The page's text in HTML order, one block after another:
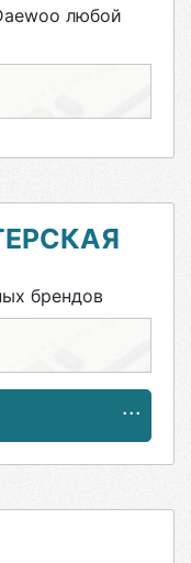
любой
брендов
36